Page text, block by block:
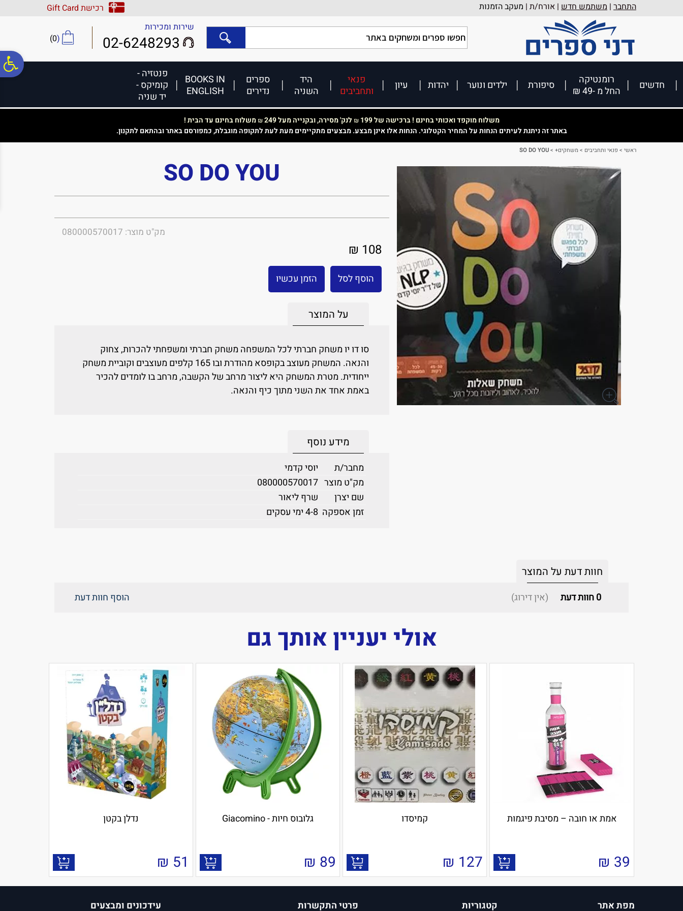
נגישות
אתר
המרכזי
התחבר | משתמש חדש | אורח/ת | מעקב הזמנות
רכישת Gift Card
שירות ומכירות
02-6248293
(
0
)
חדשים
רומנטיקה
החל מ -49 ₪
סיפורת ילדים ונוער יהדות עיון
פנאי
ותחביבים
היד
השניה
ספרים
נדירים
BOOKS IN
ENGLISH
פנטזיה -
קומיקס -
יד שניה
משלוח מוקפד ואכותי בחינם ! ברכישה של 199 ₪ לנק' מסירה, ובקנייה מעל 249 ₪משלוח בחינם עד הבית !
באתר זה ניתנת לעיתים הנחות על המחיר הקטלוגי. הנחות אלו אינן מבצע. מבצעים מתקיימים מעת לעת לתקופה מוגבלת, כמפורסם באתר ובהתאם לתקנון.
ראשי > פנאי ותחביבים >משחקים+ >
SO DO YOU
SO DO YOU
מק"ט מוצר: 080000570017
108 ₪
הוסף לסל הזמן עכשיו
על המוצר
סו דו יו משחק חברתי לכל המשפחה משחק חברתי ומשפחתי להכרות, צחוק
והנאה. המשחק מעוצב בקופסא מהודרת ובו 165 קלפים מעוצבים וקוביית משחק
ייחודית. מטרת המשחק היא ליצור מרחב של הקשבה, מרחב בו לומדים להכיר
באמת אחד את השני מתוך כיף והנאה.
מידע נוסף
מחבר/ת
יוסי קדמי
מק"ט מוצר 080000570017
שם יצרן
שרף ליאור
זמן אספקה 4-8 ימי עסקים
חוות דעת על המוצר
0חוות דעת (אין דירוג) הוסף חוות דעת
אולי יעניין אותך גם
אמת או חובה – מסיבת פיגמות
39
₪
קמיסדו
127
₪
גלובוס חיות - Giacomino
89
₪
נדלן בקטן
51
₪
מפת אתר קטגוריות פרטי התקשרות עידכונים ומבצעים